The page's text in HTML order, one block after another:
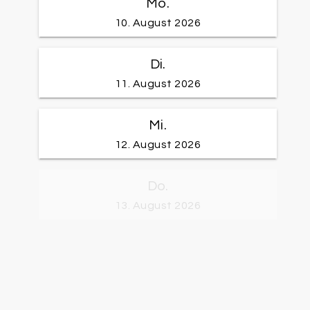
Mo.
10. August 2026
Di.
11. August 2026
Mi.
12. August 2026
Do.
13. August 2026